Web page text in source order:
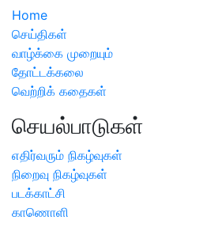
Home
செய்திகள்
வாழ்க்கை முறையும்
தோட்டக்கலை
வெற்றிக் கதைகள்
செயல்பாடுகள்
எதிர்வரும் நிகழ்வுகள்
நிறைவு நிகழ்வுகள்
படக்காட்சி
காணொளி